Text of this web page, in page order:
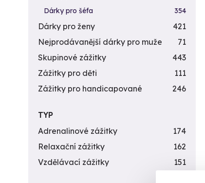
Dárky pro šéfa
354
Dárky pro ženy
421
Nejprodávanější dárky pro muže
71
Skupinové zážitky
443
Zážitky pro děti
111
Zážitky pro handicapované
246
TYP
Adrenalinové zážitky
174
Relaxační zážitky
162
Vzdělávací zážitky
151